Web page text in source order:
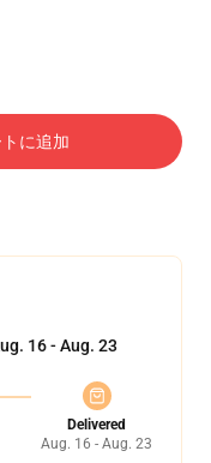
に追加
16 - Aug. 23
Delivered
Aug. 16 - Aug. 23